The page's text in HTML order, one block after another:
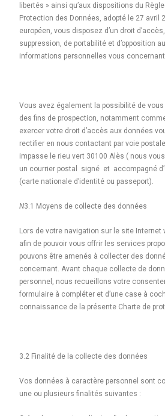
libertés » ainsi qu’aux dispositions du
Protection des Données, adopté le 27 avril
européen, vous disposez d’un droit
suppression, de portabilité et d’opposition
informations personnelles vous
Vous avez également la possibilité de
des fins de prospection, notamment
exercer votre droit d’accès aux données
rectifier en nous contactant par voie
impasse le rieu vert 30100 Alès ( nous
un courrier postal signé et accompagné
(carte nationale d’identité ou passeport).
N3.1 Moyens de collecte des données
Lors de votre navigation sur le site Internet
afin de pouvoir vous offrir les services
pouvons être amenés à collecter des
concernant. Avant chaque collecte de
personnel, nous recueillons votre
formulaire à compléter et d’une case à
connaissance de la présente Charte de
3.2 Finalité de la collecte des données
Vos données à caractère personnel sont
une ou plusieurs finalités suivantes :